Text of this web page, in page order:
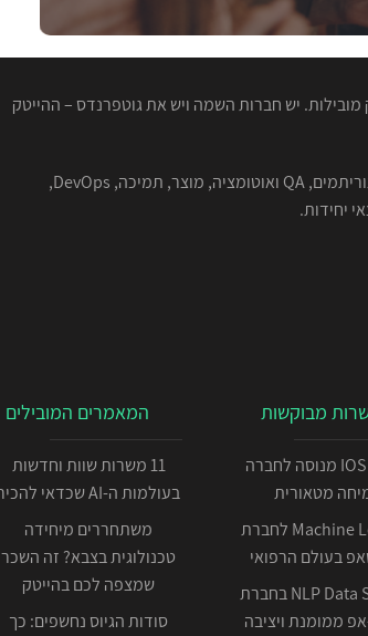
יש חברות השמה ויש את גוטפרנדס – ההייטק
המגייסות המנוסות שלנו מתמחות בהשמה למגוון רחב של תפקידים בהייטק - תוכנה, סייבר, אבטחת מידע, אלגוריתמים, QA ואוטומציה, מוצר, תמיכה, DevOps,
מבוקשות
תוכניתן IOS מנוסה לחברה
מטאורית
Machine Learning לחברת
בעולם הרפואי
NLP Data Scientist בחברת
ממומנת ויציבה
המאמרים המובילים
11 משרות שוות וחדשות
בעולמות ה-AI שכדאי להכיר
משתחררים מיחידה
טכנולוגית בצבא? זה השכר
שמצפה לכם בהייטק
סודות הגיוס נחשפים: כך